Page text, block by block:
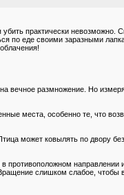
практически
по еде своими заразными
вечное размножение. Но
места, особенно те, что
может ковылять по двору
противоположном направлении
слишком слабое, чтобы